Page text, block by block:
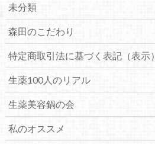
未分類
森田のこだわり
特定商取引法に基づく表記（表示）
生薬100人のリアル
生薬美容鍋の会
私のオススメ